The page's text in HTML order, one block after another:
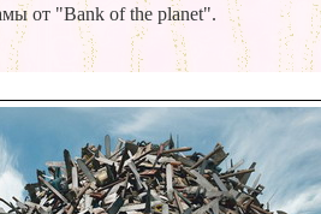
от "Bank of the planet".